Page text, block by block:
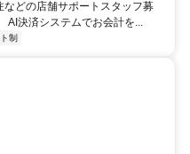
などの店舗サポートスタッフ募
決済システムでお会計を...
制